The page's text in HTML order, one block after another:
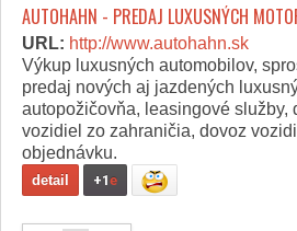
AUTOHAHN - PREDAJ LUXUSNÝCH
URL: http://www.autohahn.sk
Výkup luxusných automobilov,
predaj nových aj jazdených
autopožičovňa, leasingové služby,
vozidiel zo zahraničia, dovoz
objednávku.
detail +1e